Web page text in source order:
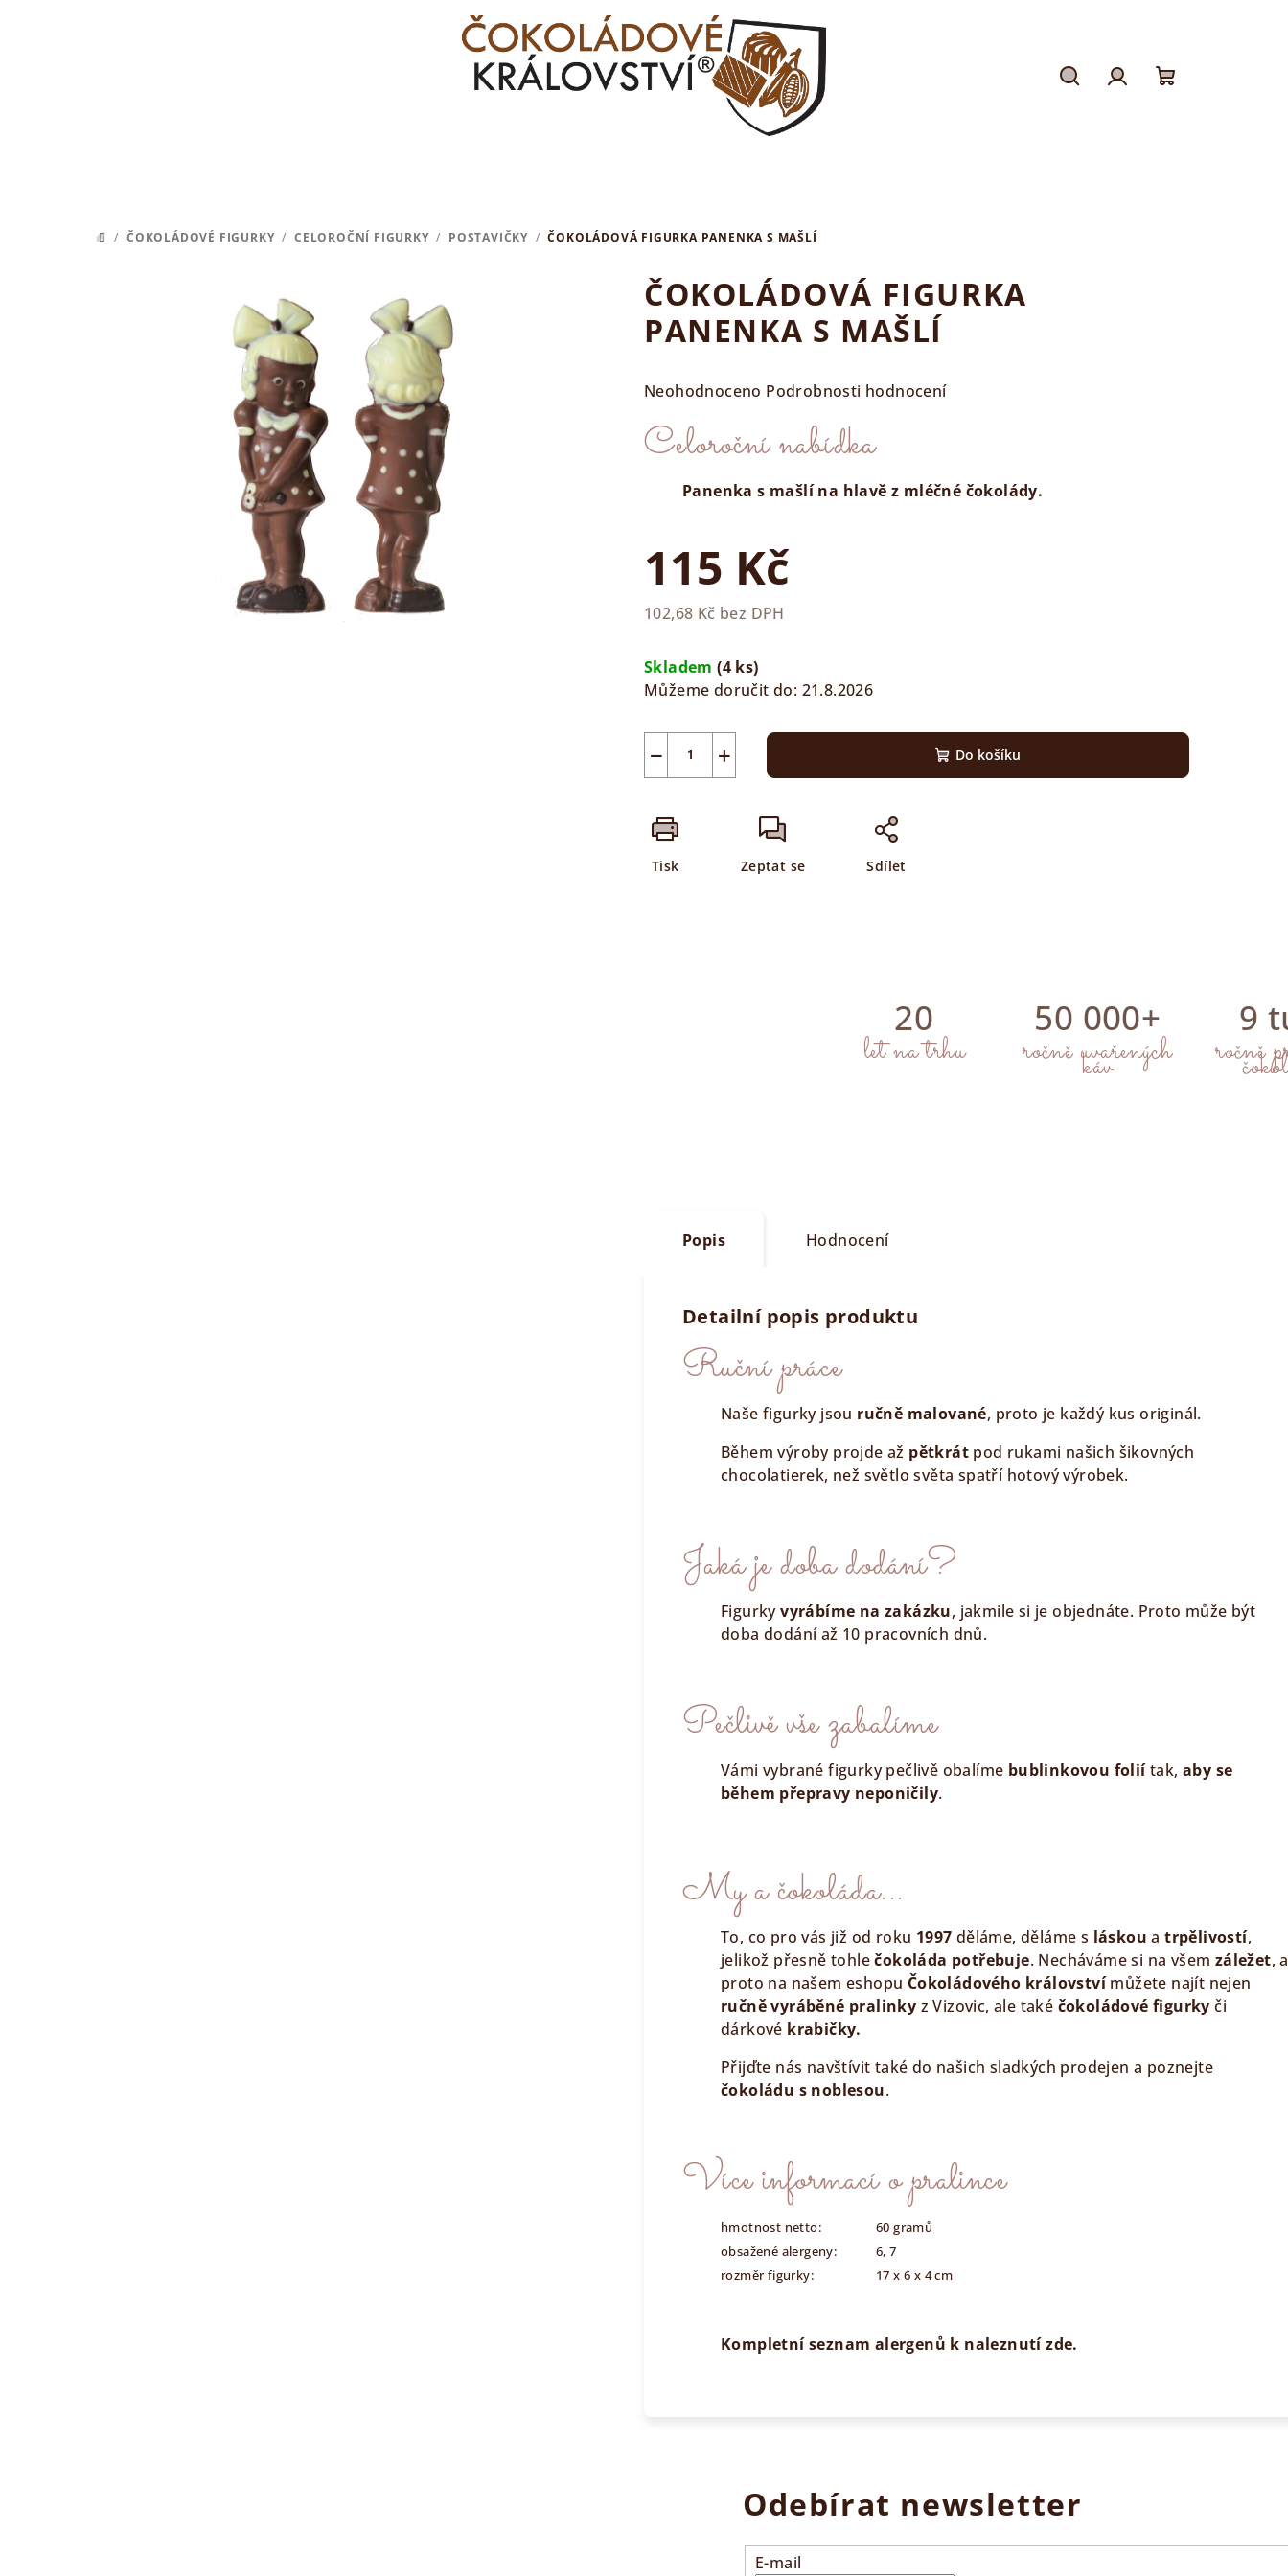
DOMŮ
/ ČOKOLÁDOVÉ FIGURKY / CELOROČNÍ FIGURKY / POSTAVIČKY / ČOKOLÁDOVÁ FIGURKA PANENKA S MAŠLÍ
ČOKOLÁDOVÁ FIGURKA
PANENKA S MAŠLÍ
Průměrné
produktu
je
hvězdiček.
Neohodnoceno Podrobnosti hodnocení
Celoroční nabídka
Panenka s mašlí na hlavě z mléčné čokolády.
115 Kč
102,68 Kč bez DPH
cena:
Skladem(4 ks)
Můžeme doručit do: 21.8.2026
+
− Do košíku
Tisk Zeptat se Sdílet
20
let na trhu
50 000+
ročně uvařených
káv
9
ročně
Popis Hodnocení
Detailní popis produktu
Ruční práce
Naše figurky jsou ručně malované, proto je každý kus originál.
Během výroby projde až pětkrát pod rukami našich šikovných
chocolatierek, než světlo světa spatří hotový výrobek.
Jaká je doba dodání?
Figurkyvyrábíme na zakázku, jakmile si je objednáte. Proto může být
doba dodání až 10 pracovních dnů.
Pečlivě vše zabalíme
Vámi vybrané figurky pečlivě obalíme bublinkovou foliítak,aby se
během přepravy neponičily.
My a čokoláda...
To, co pro vás již od roku 1997 děláme, děláme s láskou atrpělivostí,
jelikož přesně tohlečokoláda potřebuje. Necháváme si na všem záležet, a
proto na našem eshopu Čokoládového královstvímůžete najít nejen
ručně vyráběné pralinky z Vizovic, ale také čokoládové figurky či
dárkové krabičky.
Přijďte nás navštívit také do našich sladkých prodejen a poznejte
čokoládu s noblesou.
Více informací o pralince
hmotnost netto:
60 gramů
obsažené alergeny:
6, 7
rozměr figurky:
17 x 6 x 4 cm
Kompletní seznam alergenů k naleznutí zde.
Odebírat newsletter
E-mail